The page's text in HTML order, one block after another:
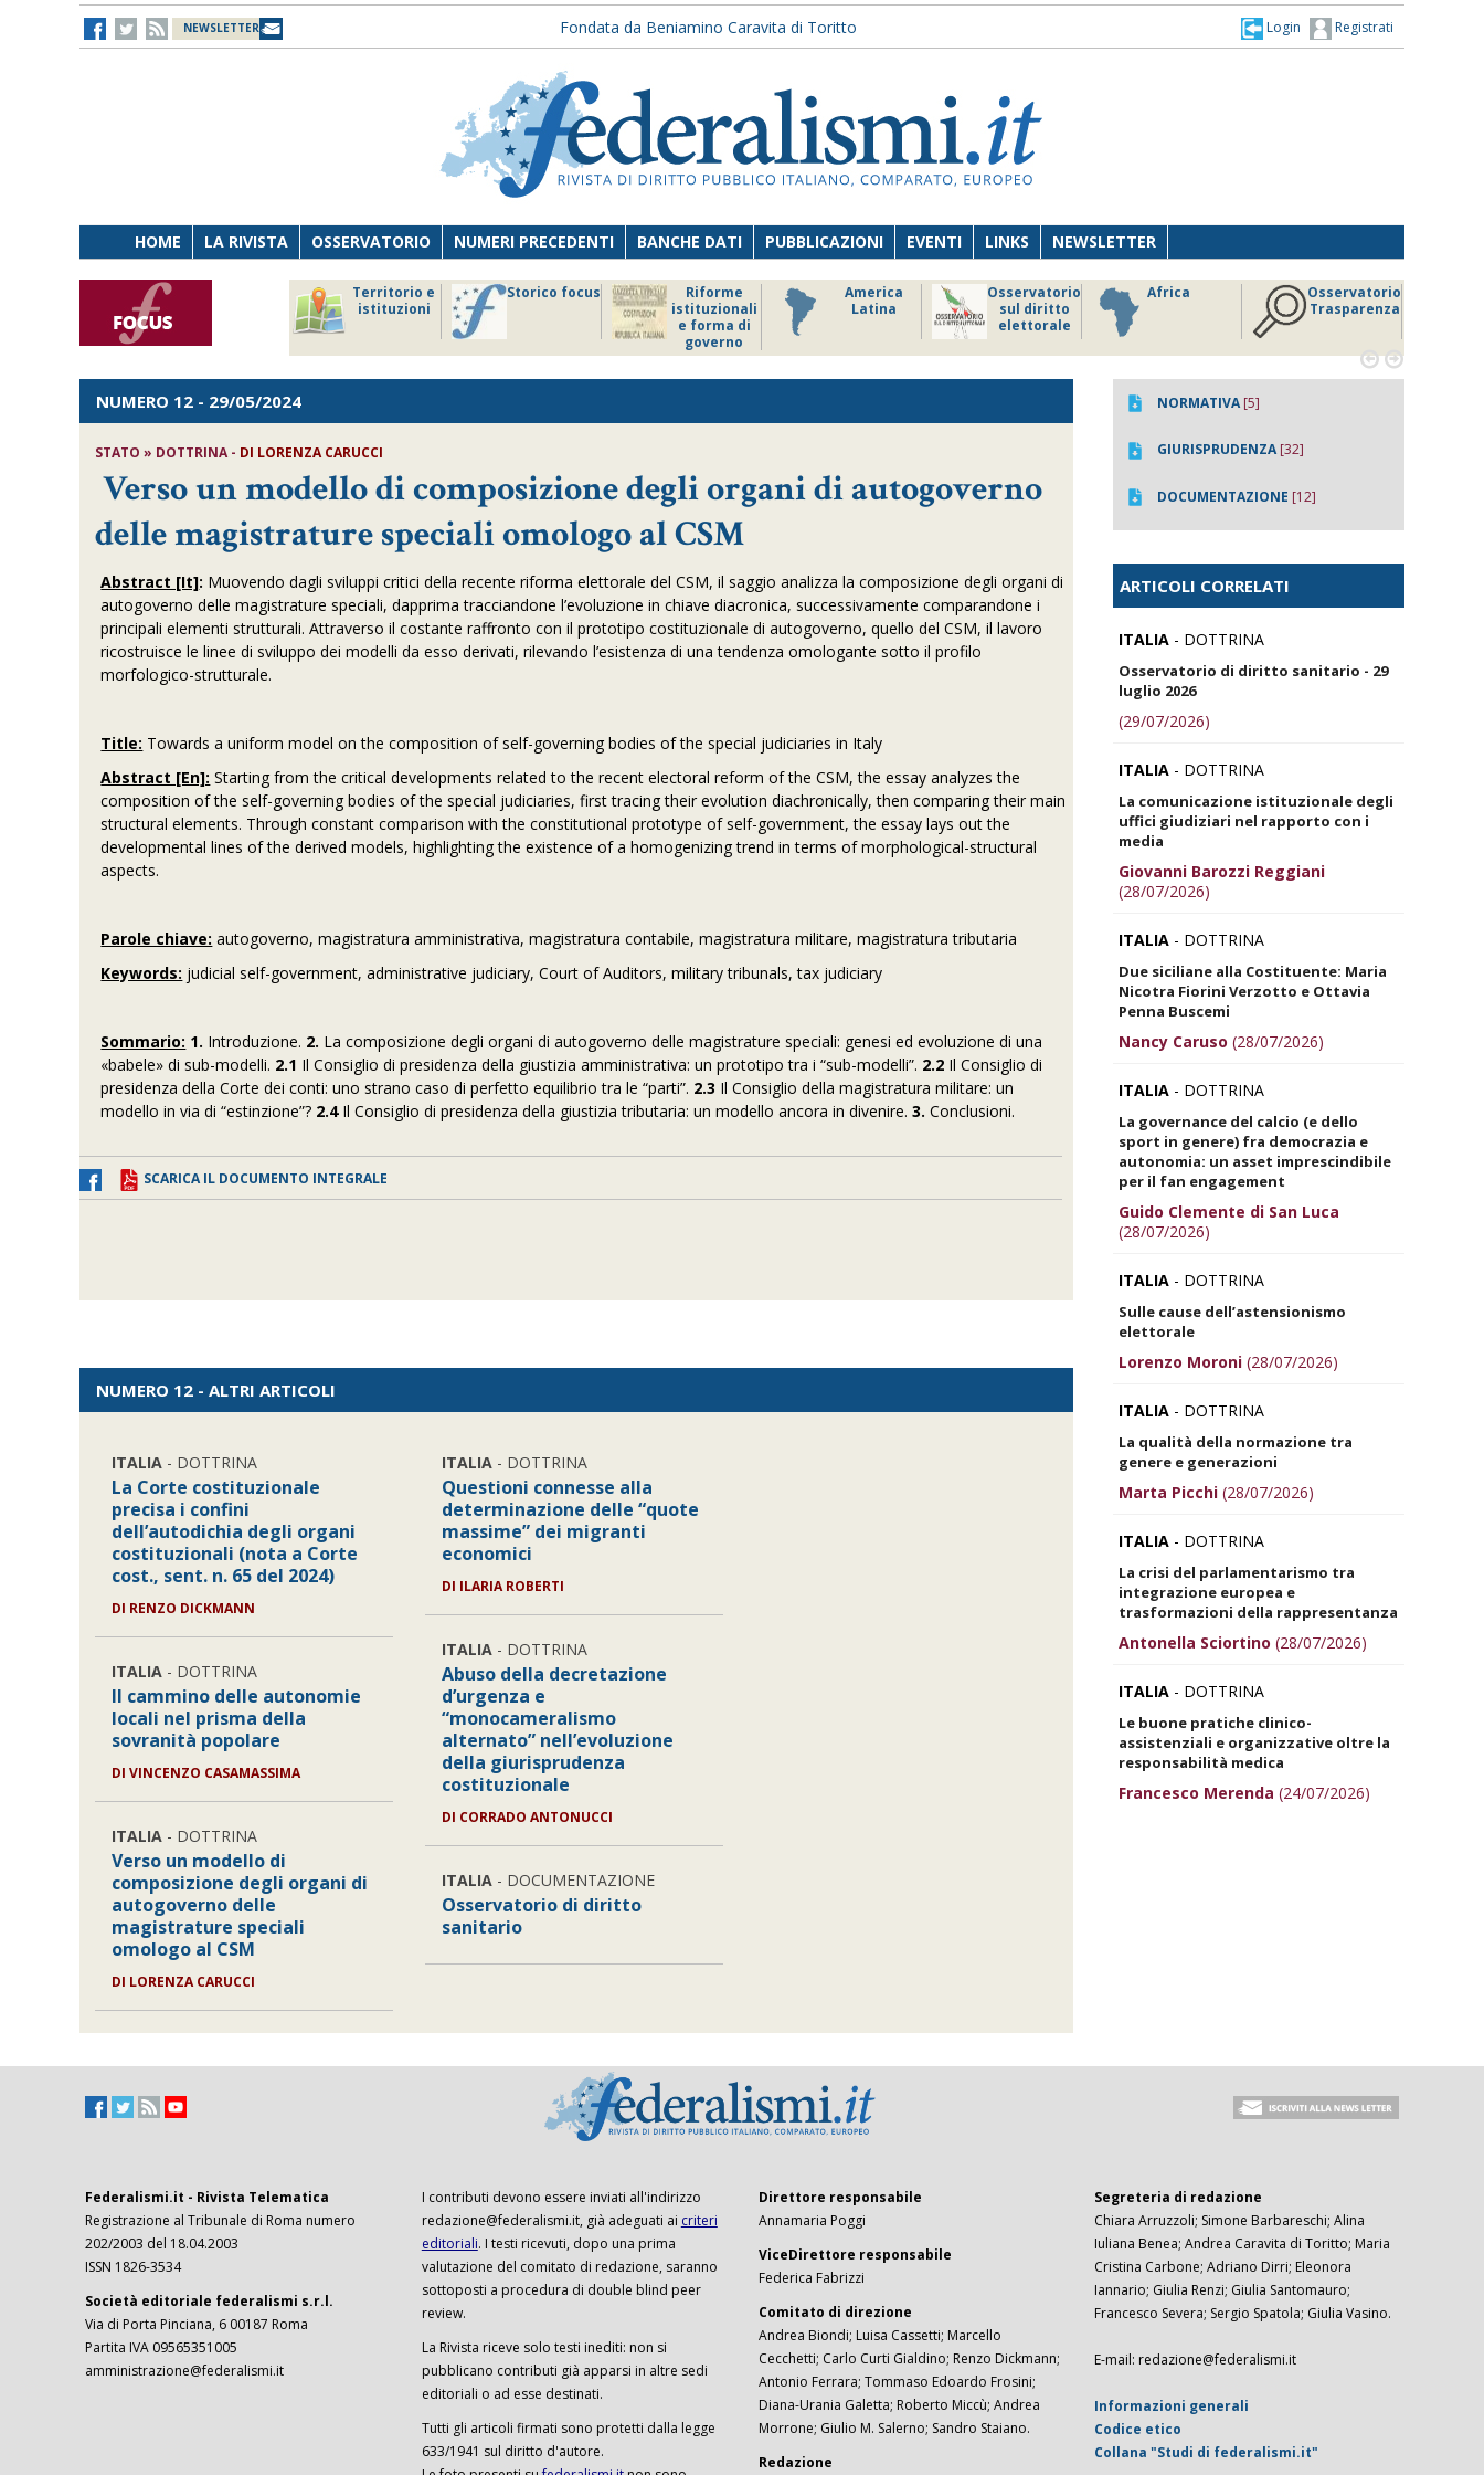
NEWSLETTER Fondata da Beniamino Caravita di Toritto Registrati
Login
HOME LA RIVISTA OSSERVATORIO NUMERI PRECEDENTI BANCHE DATI PUBBLICAZIONI EVENTI LINKS NEWSLETTER
Territorio e
istituzioni
Storico focus
Riforme
istituzionali
e forma di
governo
America
Latina
Osservatorio
sul diritto
elettorale
Africa
Osservatorio
Trasparenza
 
NUMERO 12 - 29/05/2024
STATO » DOTTRINA - DI LORENZA CARUCCI
Verso un modello di composizione degli organi di autogoverno
delle magistrature speciali omologo al CSM
Abstract [It]: Muovendo dagli sviluppi critici della recente riforma elettorale del CSM, il saggio analizza la composizione degli organi di
autogoverno delle magistrature speciali, dapprima tracciandone l’evoluzione in chiave diacronica, successivamente comparandone i
principali elementi strutturali. Attraverso il costante raffronto con il prototipo costituzionale di autogoverno, quello del CSM, il lavoro
ricostruisce le linee di sviluppo dei modelli da esso derivati, rilevando l’esistenza di una tendenza omologante sotto il profilo
morfologico-strutturale.
Title: Towards a uniform model on the composition of self-governing bodies of the special judiciaries in Italy
Abstract [En]: Starting from the critical developments related to the recent electoral reform of the CSM, the essay analyzes the
composition of the self-governing bodies of the special judiciaries, first tracing their evolution diachronically, then comparing their main
structural elements. Through constant comparison with the constitutional prototype of self-government, the essay lays out the
developmental lines of the derived models, highlighting the existence of a homogenizing trend in terms of morphological-structural
aspects.
Parole chiave: autogoverno, magistratura amministrativa, magistratura contabile, magistratura militare, magistratura tributaria
Keywords: judicial self-government, administrative judiciary, Court of Auditors, military tribunals, tax judiciary
Sommario: 1. Introduzione. 2. La composizione degli organi di autogoverno delle magistrature speciali: genesi ed evoluzione di una
«babele» di sub-modelli. 2.1 Il Consiglio di presidenza della giustizia amministrativa: un prototipo tra i “sub-modelli”. 2.2 Il Consiglio di
presidenza della Corte dei conti: uno strano caso di perfetto equilibrio tra le “parti”. 2.3 Il Consiglio della magistratura militare: un
modello in via di “estinzione”? 2.4Il Consiglio di presidenza della giustizia tributaria: un modello ancora in divenire.3. Conclusioni.
SCARICA IL DOCUMENTO INTEGRALE
NUMERO 12 - ALTRI ARTICOLI
ITALIA - DOTTRINA
La Corte costituzionale
precisa i confini
dell’autodichia degli organi
costituzionali (nota a Corte
cost., sent. n. 65 del 2024)
DI RENZO DICKMANN
ITALIA - DOTTRINA
Il cammino delle autonomie
locali nel prisma della
sovranità popolare
DIVINCENZO CASAMASSIMA
ITALIA - DOTTRINA
Verso un modello di
composizione degli organi di
autogoverno delle
magistrature speciali
omologo al CSM
DI LORENZA CARUCCI
ITALIA - DOTTRINA
Questioni connesse alla
determinazione delle “quote
massime” dei migranti
economici
DI ILARIA ROBERTI
ITALIA - DOTTRINA
Abuso della decretazione
d’urgenza e
“monocameralismo
alternato” nell’evoluzione
della giurisprudenza
costituzionale
DI CORRADO ANTONUCCI
ITALIA - DOCUMENTAZIONE
Osservatorio di diritto
sanitario
NORMATIVA[5]
GIURISPRUDENZA[32]
DOCUMENTAZIONE [12]
ARTICOLI CORRELATI
ITALIA - DOTTRINA
Osservatorio di diritto sanitario - 29
luglio 2026
(29/07/2026)
ITALIA - DOTTRINA
La comunicazione istituzionale degli
uffici giudiziari nel rapporto con i
media
Giovanni Barozzi Reggiani
(28/07/2026)
ITALIA - DOTTRINA
Due siciliane alla Costituente: Maria
Nicotra Fiorini Verzotto e Ottavia
Penna Buscemi
Nancy Caruso (28/07/2026)
ITALIA - DOTTRINA
La governance del calcio (e dello
sport in genere) fra democrazia e
autonomia: un asset imprescindibile
per il fan engagement
Guido Clemente di San Luca
(28/07/2026)
ITALIA - DOTTRINA
Sulle cause dell’astensionismo
elettorale
Lorenzo Moroni (28/07/2026)
ITALIA - DOTTRINA
La qualità della normazione tra
genere e generazioni
Marta Picchi (28/07/2026)
ITALIA - DOTTRINA
La crisi del parlamentarismo tra
integrazione europea e
trasformazioni della rappresentanza
Antonella Sciortino (28/07/2026)
ITALIA - DOTTRINA
Le buone pratiche clinico-
assistenziali e organizzative oltre la
responsabilità medica
Francesco Merenda (24/07/2026)
Federalismi.it - Rivista Telematica
Registrazione al Tribunale di Roma numero
202/2003 del 18.04.2003
ISSN 1826-3534
Società editoriale federalismi s.r.l.
Via di Porta Pinciana, 6 00187 Roma
Partita IVA 09565351005
amministrazione@federalismi.it
I contributi devono essere inviati all'indirizzo
redazione@federalismi.it, già adeguati ai criteri
editoriali. I testi ricevuti, dopo una prima
valutazione del comitato di redazione, saranno
sottoposti a procedura di double blind peer
review.
La Rivista riceve solo testi inediti: non si
pubblicano contributi già apparsi in altre sedi
editoriali o ad esse destinati.
Tutti gli articoli firmati sono protetti dalla legge
633/1941 sul diritto d'autore.
Direttore responsabile
Annamaria Poggi
ViceDirettore responsabile
Federica Fabrizzi
Comitato di direzione
Andrea Biondi; Luisa Cassetti; Marcello
Cecchetti; Carlo Curti Gialdino; Renzo Dickmann;
Antonio Ferrara; Tommaso Edoardo Frosini;
Diana-Urania Galetta; Roberto Miccù; Andrea
Morrone; Giulio M. Salerno; Sandro Staiano.
Redazione
Segreteria di redazione
Chiara Arruzzoli; Simone Barbareschi; Alina
Iuliana Benea; Andrea Caravita di Toritto; Maria
Cristina Carbone; Adriano Dirri; Eleonora
Iannario; Giulia Renzi; Giulia Santomauro;
Francesco Severa; Sergio Spatola; Giulia Vasino.
E-mail: redazione@federalismi.it
Informazioni generali
Codice etico
Collana "Studi di federalismi.it"